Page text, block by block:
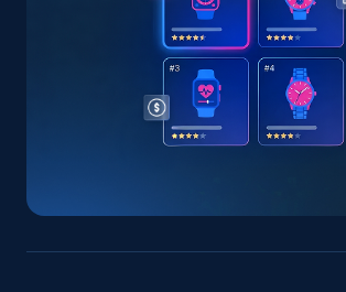
359+ Jetzt
URL, Product id, Title, Seller name,
more.